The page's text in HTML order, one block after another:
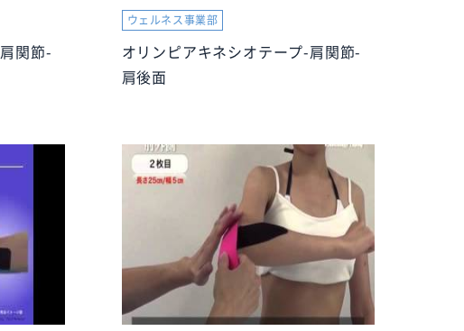
関節-
ウェルネス事業部
オリンピアキネシオテープ-肩関節-
肩後面